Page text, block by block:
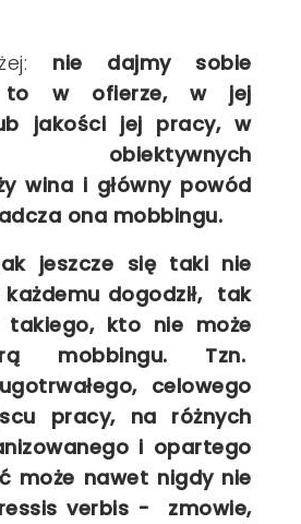
nie dajmy sobie
to w ofierze, w jej
jakości jej pracy, w
obiektywnych
wina i główny powód
ona mobbingu.
jeszcze się taki nie
każdemu dogodził, tak
kto nie może
mobbingu. Tzn.
celowego
pracy, na różnych
i opartego
może nawet nigdy nie
verbis - zmowie,